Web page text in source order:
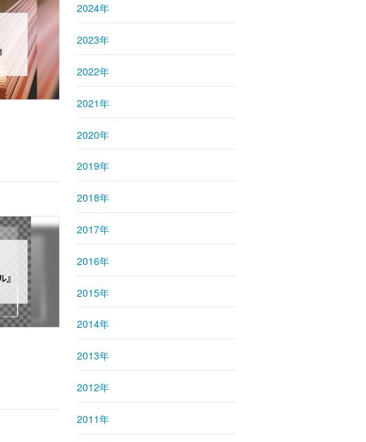
2024年
2023年
2022年
2021年
2020年
2019年
2018年
2017年
2016年
2015年
2014年
2013年
2012年
2011年